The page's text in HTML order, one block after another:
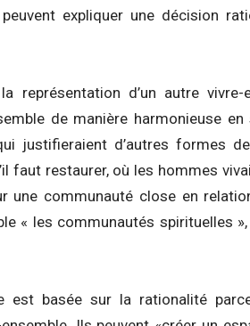
expliquer une décision
représentation d’un autre
de manière harmonieuse en
justifieraient d’autres formes
faut restaurer, où les hommes
une communauté close en
« les communautés spirituelles
est basée sur la rationalité